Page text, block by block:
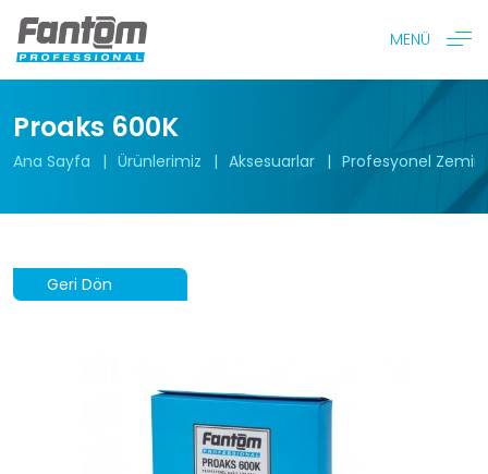
MENÜ
Proaks 600K
Ana Sayfa Ürünlerimiz Aksesuarlar Profesyonel Zemin
Geri Dön